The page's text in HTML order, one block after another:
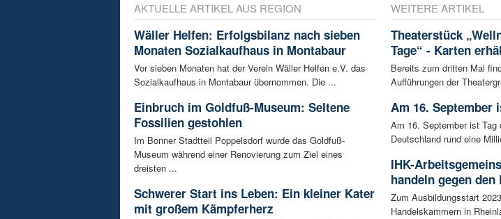
AKTUELLE ARTIKEL AUS REGION
Wäller Helfen: Erfolgsbilanz nach sieben
Monaten Sozialkaufhaus in Montabaur
Vor sieben Monaten hat der Verein Wäller Helfen e.V. das
Sozialkaufhaus in Montabaur übernommen. Die ...
Einbruch im Goldfuß-Museum: Seltene
Fossilien gestohlen
Im Bonner Stadtteil Poppelsdorf wurde das Goldfuß-
Museum während einer Renovierung zum Ziel eines
dreisten ...
Schwerer Start ins Leben: Ein kleiner Kater
mit großem Kämpferherz
WEITERE ARTIKEL
Theaterstück
Tage“ - Karten
Bereits zum dritten Mal
Aufführungen der
Am 16. September
Am 16. September ist
Deutschland rund eine
IHK-
handeln gegen
Zum Ausbildungsstart
Handelskammern in